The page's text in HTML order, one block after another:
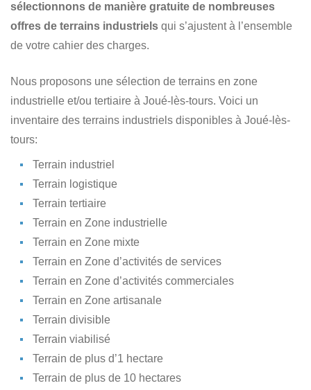
sélectionnons de manière gratuite de nombreuses
offres de terrains industriels qui s’ajustent à l’ensemble
de votre cahier des charges.
Nous proposons une sélection de terrains en zone
industrielle et/ou tertiaire à Joué-lès-tours. Voici un
inventaire des terrains industriels disponibles à Joué-lès-
tours:
Terrain industriel
Terrain logistique
Terrain tertiaire
Terrain en Zone industrielle
Terrain en Zone mixte
Terrain en Zone d’activités de services
Terrain en Zone d’activités commerciales
Terrain en Zone artisanale
Terrain divisible
Terrain viabilisé
Terrain de plus d’1 hectare
Terrain de plus de 10 hectares